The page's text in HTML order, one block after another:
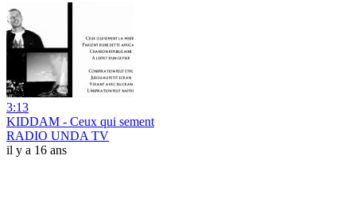
3:13
KIDDAM - Ceux qui sement
RADIO UNDA TV
il y a 16 ans